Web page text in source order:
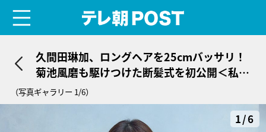
久間田琳加、ロングヘアを25cmバッサリ！
菊池風磨も駆けつけた断髪式を初公開＜私た
ちが恋する理由＞
（写真ギャラリー 1/6）
1/6